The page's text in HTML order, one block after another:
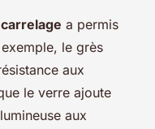
a permis
le grès
aux
le verre ajoute
aux